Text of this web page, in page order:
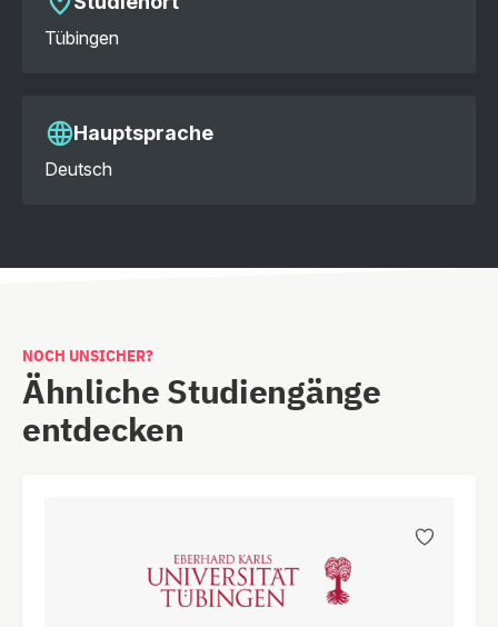
Tübingen
Hauptsprache
Deutsch
NOCH UNSICHER?
Ähnliche Studiengänge
entdecken